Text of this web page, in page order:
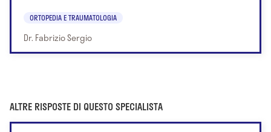
ORTOPEDIA E TRAUMATOLOGIA
Dr. Fabrizio Sergio
ALTRE RISPOSTE DI QUESTO SPECIALISTA